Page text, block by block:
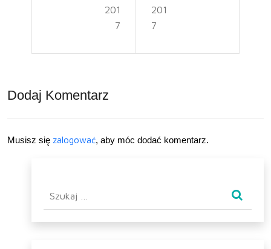
eria
łu
wyb
me
ble
ogr
201
7
bow
y –
jak
201
7
Dodaj Komentarz
Musisz się zalogować, aby móc dodać komentarz.